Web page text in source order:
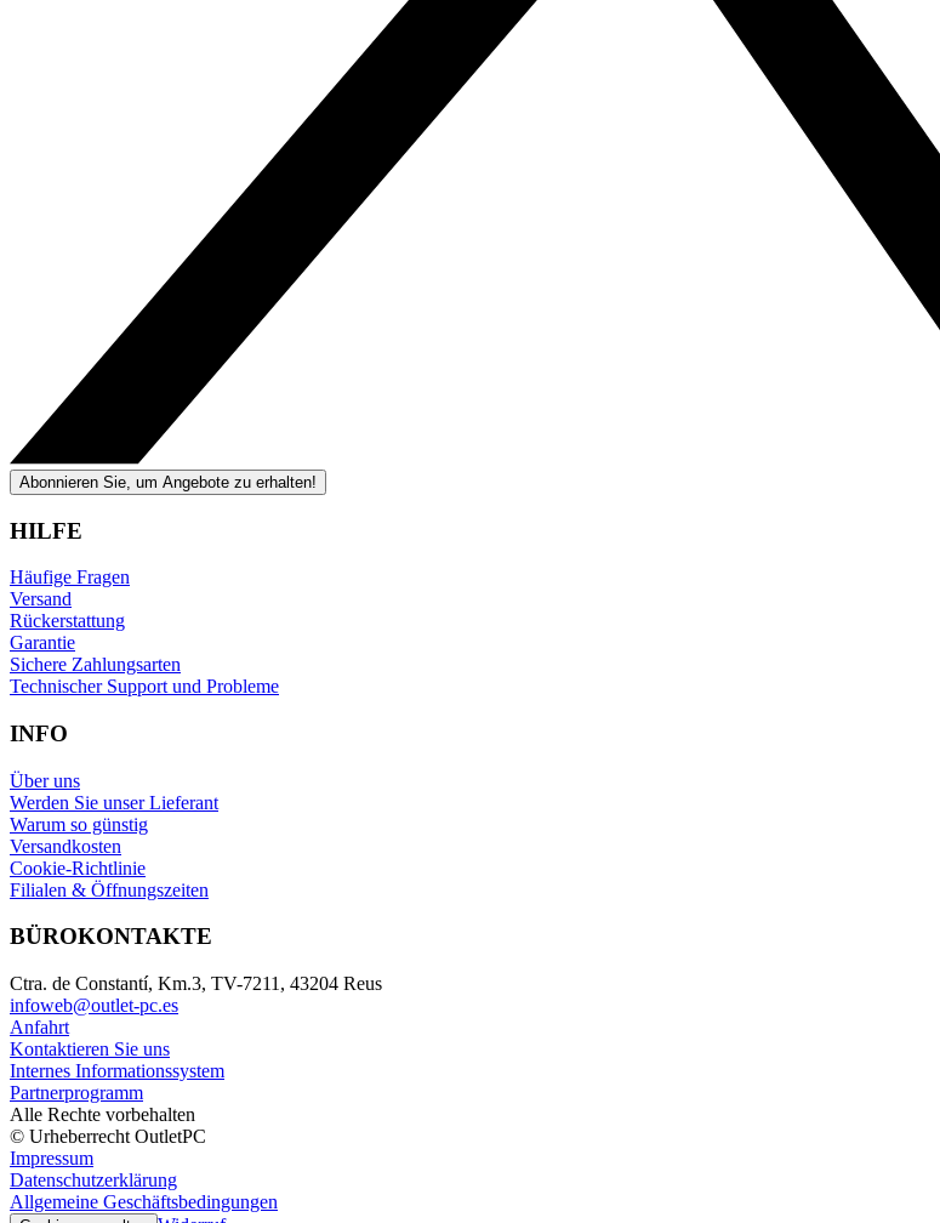
Abonnieren Sie, um Angebote zu erhalten!
HILFE
Häufige Fragen
Versand
Rückerstattung
Garantie
Sichere Zahlungsarten
Technischer Support und Probleme
INFO
Über uns
Werden Sie unser Lieferant
Warum so günstig
Versandkosten
Cookie-Richtlinie
Filialen & Öffnungszeiten
BÜROKONTAKTE
Ctra. de Constantí, Km.3, TV-7211, 43204 Reus
infoweb@outlet-pc.es
Anfahrt
Kontaktieren Sie uns
Internes Informationssystem
Partnerprogramm
Alle Rechte vorbehalten
© Urheberrecht OutletPC
Impressum
Datenschutzerklärung
Allgemeine Geschäftsbedingungen